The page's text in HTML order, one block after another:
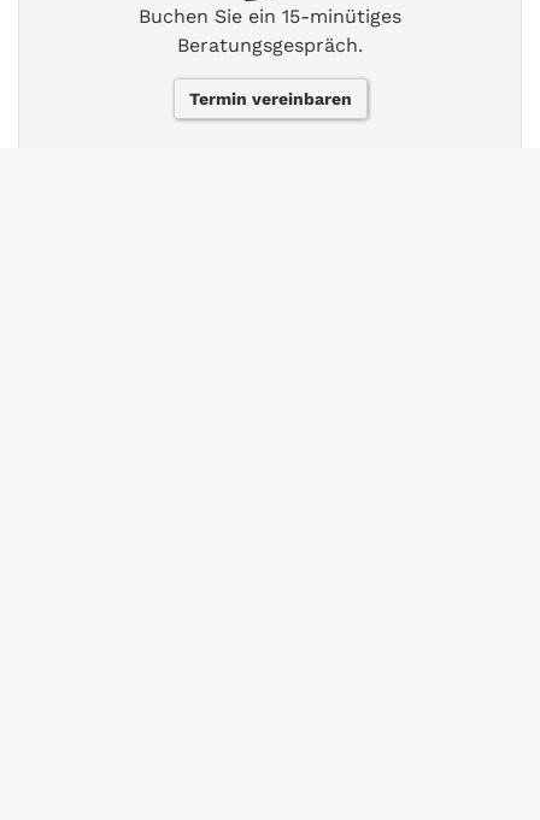
Buchen Sie ein 15-minütiges
Beratungsgespräch.
Termin vereinbaren